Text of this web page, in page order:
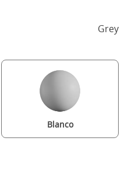
Grey
Blanco